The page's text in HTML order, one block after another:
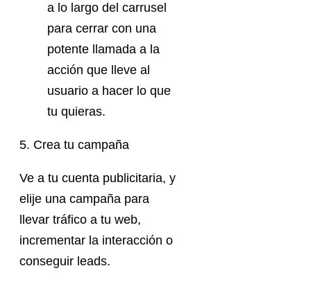
a lo largo del carrusel
para cerrar con una
potente llamada a la
acción que lleve al
usuario a hacer lo que
tu quieras.
5. Crea tu campaña
Ve a tu cuenta publicitaria, y
elije una campaña para
llevar tráfico a tu web,
incrementar la interacción o
conseguir leads.